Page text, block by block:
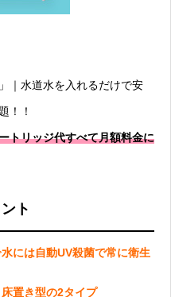
｜水道水を入れるだけで安
！！
トリッジ代すべて月額料金に
ト
には自動UV殺菌で常に衛生
置き型の2タイプ